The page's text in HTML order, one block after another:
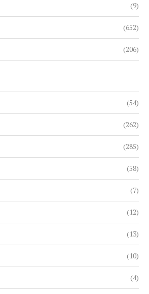
(9)
(652)
(206)
(54)
(262)
(285)
(58)
(7)
(12)
(13)
(10)
(4)